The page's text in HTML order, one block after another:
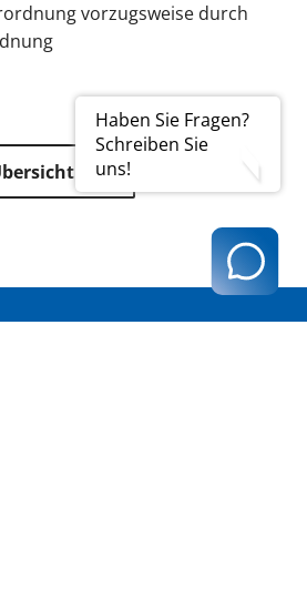
Haben Sie Fragen?
Schreiben Sie
uns!
vorzugsweise durch